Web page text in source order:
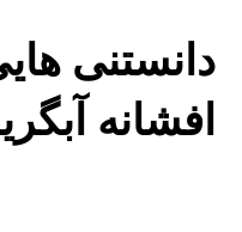
دانستنی
افشانه